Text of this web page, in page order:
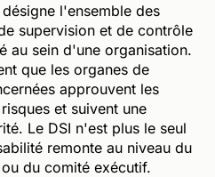
désigne l'ensemble des
supervision et de contrôle
au sein d'une organisation.
que les organes de
approuvent les
et suivent une
Le DSI n'est plus le seul
remonte au niveau du
du comité exécutif.